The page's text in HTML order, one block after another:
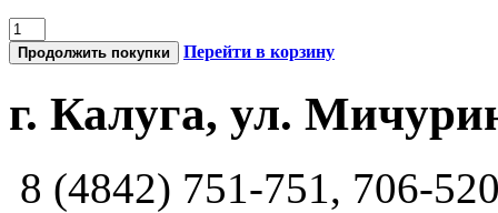
Продолжить покупки Перейти в корзину
г. Калуга, ул.
8 (4842) 751-751, 706-